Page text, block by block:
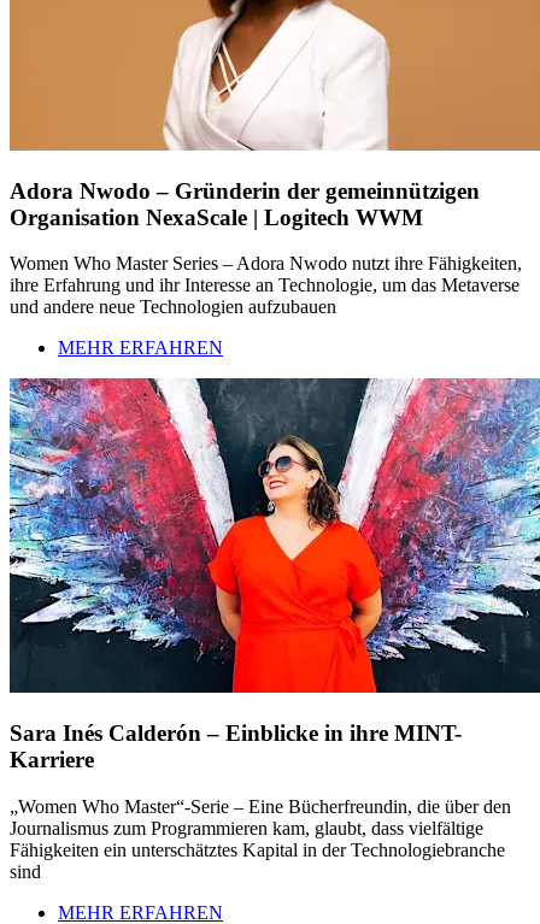
Adora Nwodo – Gründerin der gemeinnützigen
Organisation NexaScale | Logitech WWM
Women Who Master Series – Adora Nwodo nutzt ihre Fähigkeiten,
ihre Erfahrung und ihr Interesse an Technologie, um das Metaverse
und andere neue Technologien aufzubauen
MEHR ERFAHREN
Sara Inés Calderón – Einblicke in ihre MINT-
Karriere
„Women Who Master“-Serie – Eine Bücherfreundin, die über den
Journalismus zum Programmieren kam, glaubt, dass vielfältige
Fähigkeiten ein unterschätztes Kapital in der Technologiebranche
sind
MEHR ERFAHREN